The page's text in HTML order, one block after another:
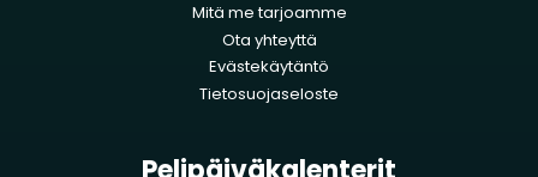
Mitä me tarjoamme
Ota yhteyttä
Evästekäytäntö
Tietosuojaseloste